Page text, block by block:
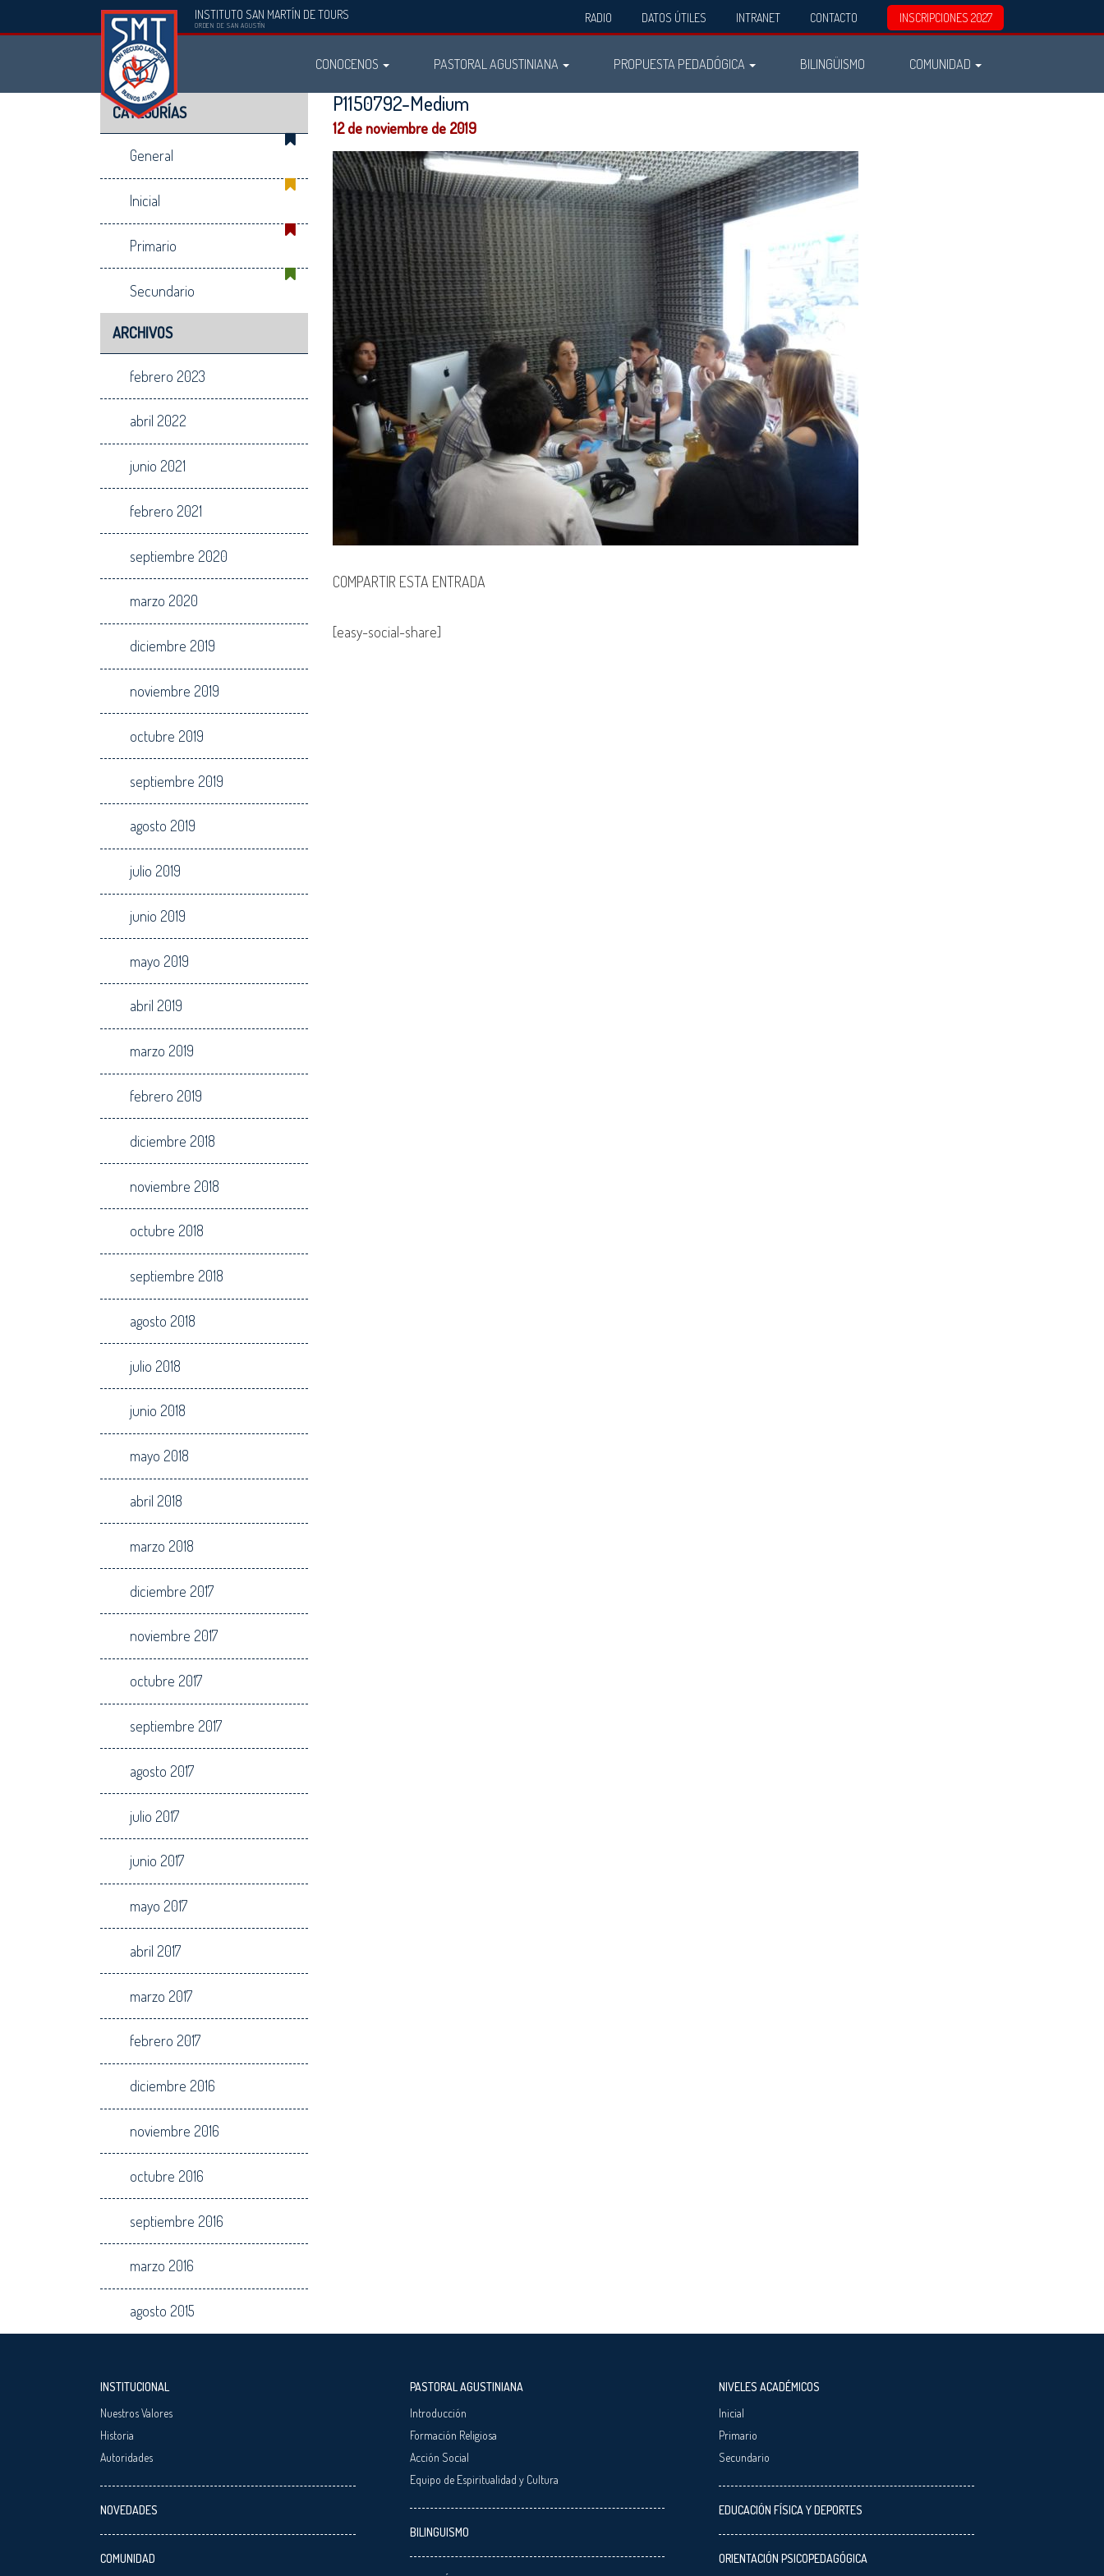
INSTITUTO SAN MARTÍN DE TOURS
ORDEN DE SAN AGUSTÍN
RADIO DATOS ÚTILES INTRANET CONTACTO INSCRIPCIONES 2027
Instituto
San
Martín
de
Tours
CONOCENOS PASTORAL AGUSTINIANA PROPUESTA PEDADÓGICA BILINGÜISMO COMUNIDAD
CATEGORÍAS
General
Inicial
Primario
Secundario
ARCHIVOS
febrero 2023
abril 2022
junio 2021
febrero 2021
septiembre 2020
marzo 2020
diciembre 2019
noviembre 2019
octubre 2019
septiembre 2019
agosto 2019
julio 2019
junio 2019
mayo 2019
abril 2019
marzo 2019
febrero 2019
diciembre 2018
noviembre 2018
octubre 2018
septiembre 2018
agosto 2018
julio 2018
junio 2018
mayo 2018
abril 2018
marzo 2018
diciembre 2017
noviembre 2017
octubre 2017
septiembre 2017
agosto 2017
julio 2017
junio 2017
mayo 2017
abril 2017
marzo 2017
febrero 2017
diciembre 2016
noviembre 2016
octubre 2016
septiembre 2016
marzo 2016
agosto 2015
P1150792-Medium
12 de noviembre de 2019
COMPARTIR ESTA ENTRADA
[easy-social-share]
INSTITUCIONAL
Nuestros Valores
Historia
Autoridades
NOVEDADES
COMUNIDAD
PASTORAL AGUSTINIANA
Introducción
Formación Religiosa
Acción Social
Equipo de Espiritualidad y Cultura
BILINGUISMO
NIVELES ACADÉMICOS
Inicial
Primario
Secundario
EDUCACIÓN FÍSICA Y DEPORTES
ORIENTACIÓN PSICOPEDAGÓGICA